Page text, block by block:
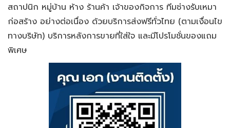
สถาปนิก หมู่บ้าน ห้าง ร้านค้า เจ้าของกิจการ ทีมช่างรับเหมา
ก่อสร้าง อย่างต่อเนื่อง ด้วยบริการส่งฟรีทั่วไทย (ตามเงื่อนไข
ทางบริษัท) บริการหลังการขายที่ใส่ใจ และมีโปรโมชั่นของแถม
พิเศษ